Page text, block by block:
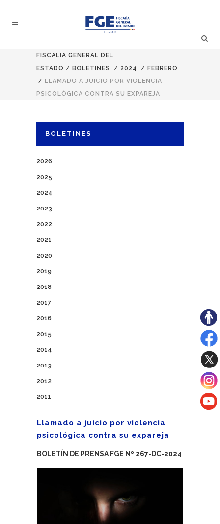
FISCALÍA GENERAL DEL
ESTADO / BOLETINES / 2024 / FEBRERO
/ LLAMADO A JUICIO POR VIOLENCIA
PSICOLÓGICA CONTRA SU EXPAREJA
BOLETINES
2026
2025
2024
2023
2022
2021
2020
2019
2018
2017
2016
2015
2014
2013
2012
2011
Llamado a juicio por violencia
psicológica contra su expareja
BOLETÍN DE PRENSA FGE Nº 267-DC-2024